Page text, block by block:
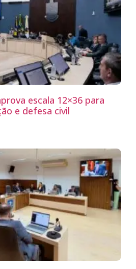
escala 12×36 para
e defesa civil